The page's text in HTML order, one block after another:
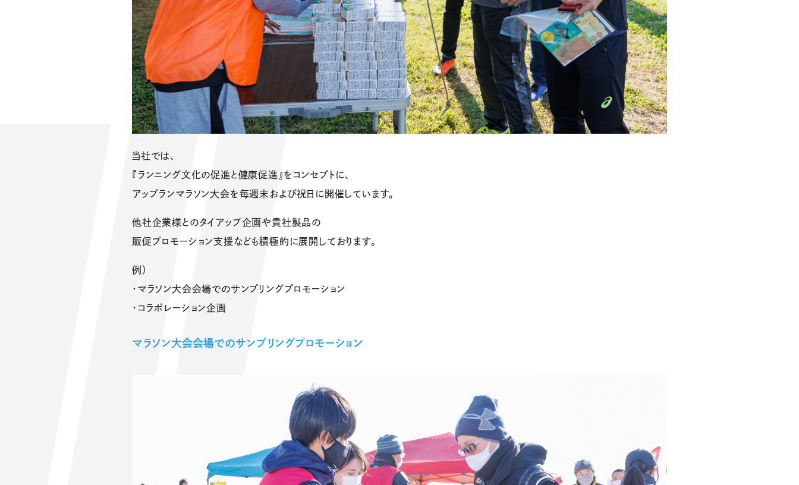
当社では、
『ランニング文化の促進と健康促進』をコンセプトに、
アップランマラソン大会を毎週末および祝日に開催しています。
他社企業様とのタイアップ企画や貴社製品の
販促プロモーション支援なども積極的に展開しております。
例）
・マラソン大会会場でのサンプリングプロモーション
・コラボレーション企画
マラソン大会会場でのサンプリングプロモーション